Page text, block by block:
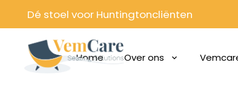
Dé stoel voor Huntingtoncliënten
Home Over ons